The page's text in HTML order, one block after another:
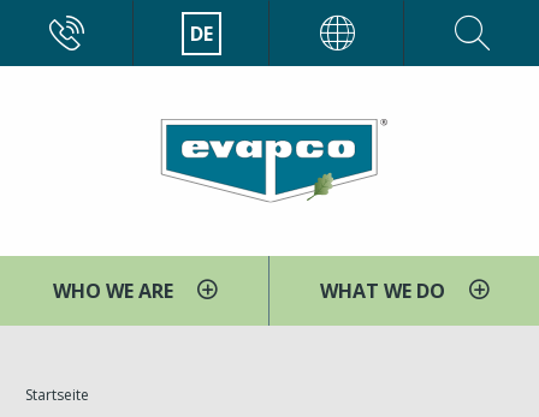
Direkt
Inhalt
DE
WHO WE ARE WHAT WE DO
You
Startseite